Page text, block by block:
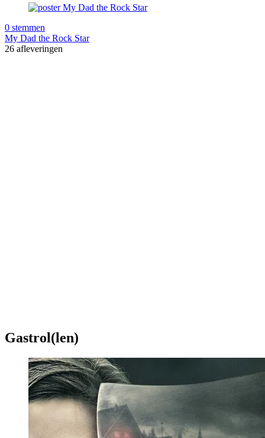
0 stemmen
My Dad the Rock Star
26 afleveringen
Gastrol(len)